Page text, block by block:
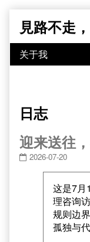
content
見路不走
日志
迎来送往
2026-07-20
这是7月
理咨询
规则边
孤独与